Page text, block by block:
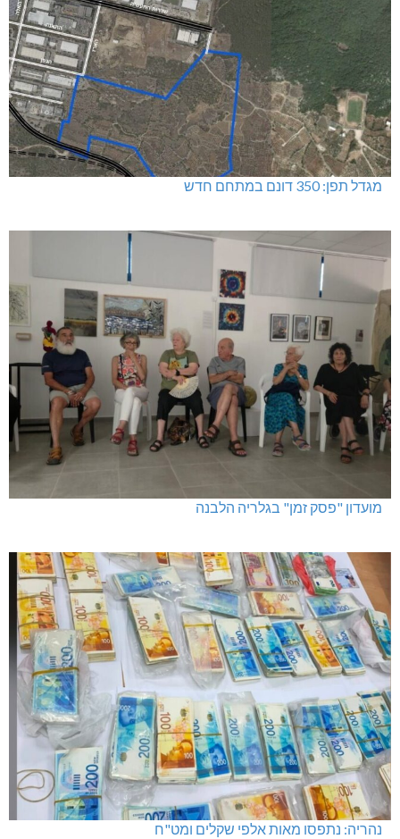
מגדל תפן: 350 דונם במתחם חדש
מועדון "פסק זמן" בגלריה הלבנה
נהריה: נתפסו מאות אלפי שקלים ומט"ח